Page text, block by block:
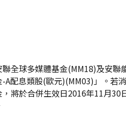
全球多媒體基金(MM18)及安
-A配息類股(歐元)(MM03)」。
將於合併生效日2016年11月